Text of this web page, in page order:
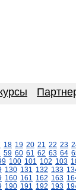
18 19 20 21 22 23
59 60 61 62 63 64
100 101 102 103
130 131 132 133
160 161 162 163
190 191 192 193